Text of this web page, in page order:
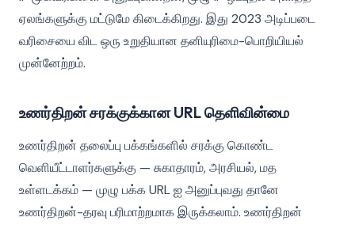
ஏலங்களுக்கு மட்டுமே கிடைக்கிறது. இது 2023 அடிப்படை
வரிசையை விட ஒரு உறுதியான தனியுரிமை-பொறியியல்
முன்னேற்றம்.
உணர்திறன் சரக்குக்கான URL தெளிவின்மை
உணர்திறன் தலைப்பு பக்கங்களில் சரக்கு கொண்ட
வெளியீட்டாளர்களுக்கு — சுகாதாரம், அரசியல், மத
உள்ளடக்கம் — முழு பக்க URL ஐ அனுப்புவது தானே
உணர்திறன்-தரவு பரிமாற்றமாக இருக்கலாம். உணர்திறன்